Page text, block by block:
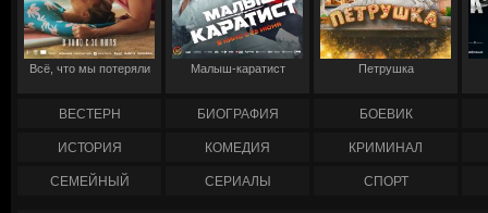
Всё, что мы потеряли Малыш-каратист Петрушка
ВЕСТЕРН БИОГРАФИЯ БОЕВИК
ИСТОРИЯ КОМЕДИЯ КРИМИНАЛ
СЕМЕЙНЫЙ СЕРИАЛЫ СПОРТ